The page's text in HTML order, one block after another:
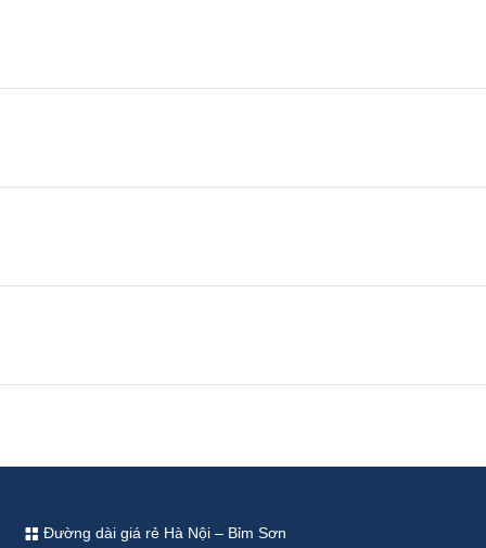
Đường dài giá rẻ Hà Nội – Bỉm Sơn